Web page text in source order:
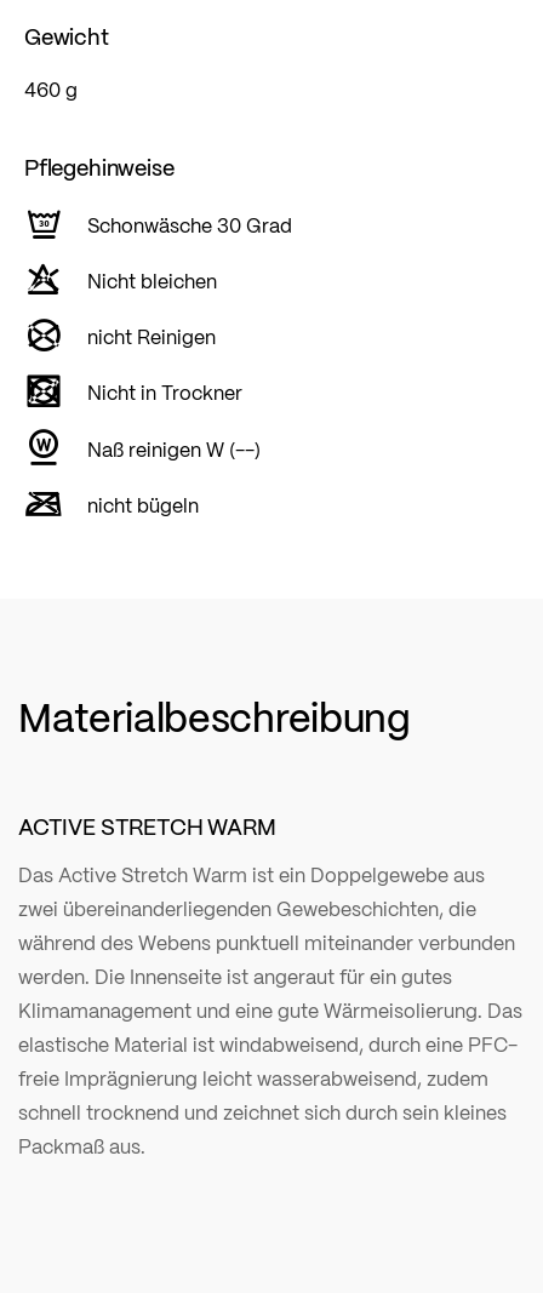
Gewicht
460 g
Pflegehinweise
Schonwäsche 30 Grad
Nicht bleichen
nicht Reinigen
Nicht in Trockner
Naß reinigen W (--)
nicht bügeln
Materialbeschreibung
ACTIVE STRETCH WARM
Das Active Stretch Warm ist ein Doppelgewebe aus
zwei übereinanderliegenden Gewebeschichten, die
während des Webens punktuell miteinander verbunden
werden. Die Innenseite ist angeraut für ein gutes
Klimamanagement und eine gute Wärmeisolierung. Das
elastische Material ist windabweisend, durch eine PFC-
freie Imprägnierung leicht wasserabweisend, zudem
schnell trocknend und zeichnet sich durch sein kleines
Packmaß aus.